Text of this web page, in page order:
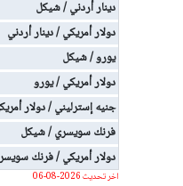
دينار أردني / شيكل
دولار أمريكي / دينار أردني
يورو / شيكل
دولار أمريكي / يورو
جنيه إسترليني / دولار
فرنك سويسري / شيكل
دولار أمريكي / فرنك
اخر تحديث 2026-08-06